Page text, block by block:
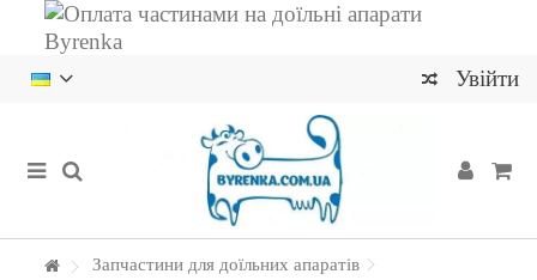
Увійти
Запчастини для доїльних апаратів